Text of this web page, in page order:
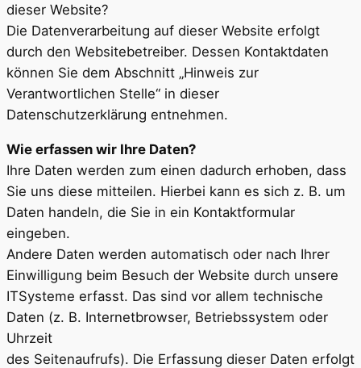
dieser Website?
Die Datenverarbeitung auf dieser Website erfolgt
durch den Websitebetreiber. Dessen Kontaktdaten
können Sie dem Abschnitt „Hinweis zur
Verantwortlichen Stelle“ in dieser
Datenschutzerklärung entnehmen.
Wie erfassen wir Ihre Daten?
Ihre Daten werden zum einen dadurch erhoben, dass
Sie uns diese mitteilen. Hierbei kann es sich z. B. um
Daten handeln, die Sie in ein Kontaktformular
eingeben.
Andere Daten werden automatisch oder nach Ihrer
Einwilligung beim Besuch der Website durch unsere
ITSysteme erfasst. Das sind vor allem technische
Daten (z. B. Internetbrowser, Betriebssystem oder
Uhrzeit
des Seitenaufrufs). Die Erfassung dieser Daten erfolgt